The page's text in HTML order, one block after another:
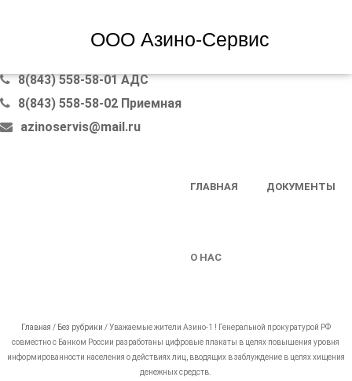
ООО Азино-Сервис
8(843) 558-58-01 АДС
8(843) 558-58-02 Приемная
azinoservis@mail.ru
SKIP TO CONTENT
ГЛАВНАЯ ДОКУМЕНТЫ
О НАС
Главная / Без рубрики /Уважаемые жители Азино-1 ! Генеральной прокуратурой РФ
совместно с Банком России разработаны цифровые плакаты в целях повышения уровня
информированности населения о действиях лиц, вводящих в заблуждение в целях хищения
денежных средств.